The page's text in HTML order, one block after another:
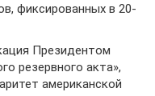
фиксированных в 20-
Президентом
резервного акта»,
американской